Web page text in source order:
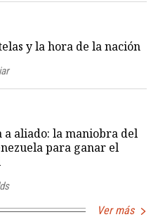
y la hora de la nación
a aliado: la maniobra del
para ganar el
Ver más